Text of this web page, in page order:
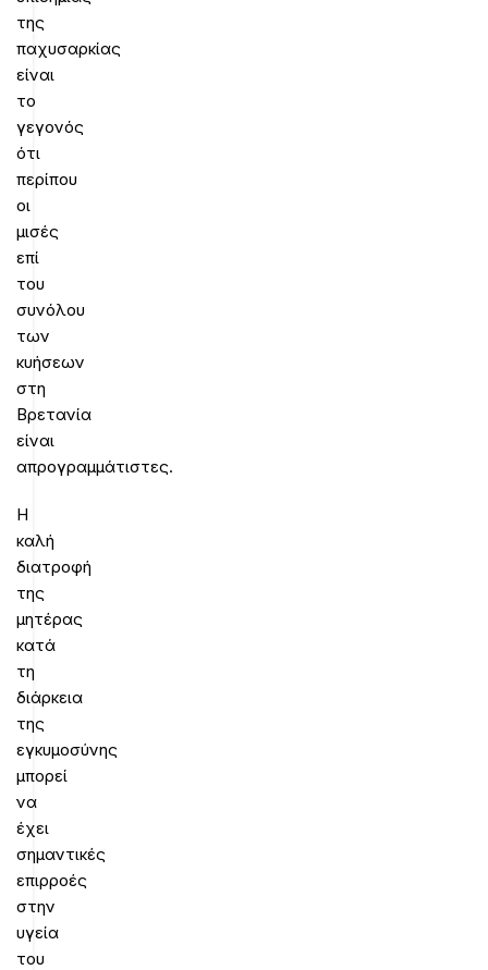
της
παχυσαρκίας
είναι
το
γεγονός
ότι
περίπου
οι
μισές
επί
του
συνόλου
των
κυήσεων
στη
Βρετανία
είναι
απρογραμμάτιστες.
Η
καλή
διατροφή
της
μητέρας
κατά
τη
διάρκεια
της
εγκυμοσύνης
μπορεί
να
έχει
σημαντικές
επιρροές
στην
υγεία
του